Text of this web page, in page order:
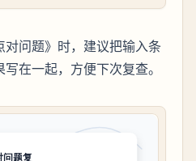
问题》时，建议把输入条
在一起，方便下次复查。